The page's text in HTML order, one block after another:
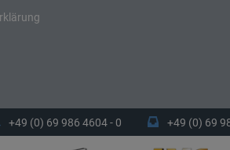
+49 (0) 69 986 4604 - 0 +49 (0) 69